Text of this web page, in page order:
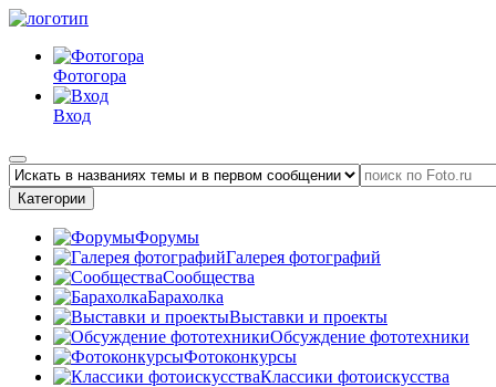
Фотогора
Вход
Категории
Форумы
Галерея фотографий
Сообщества
Барахолка
Выставки и проекты
Обсуждение фототехники
Фотоконкурсы
Классики фотоискусства